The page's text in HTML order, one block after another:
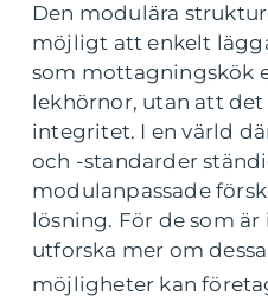
Den modulära
möjligt att enkelt
som mottagningskök
lekhörnor, utan att
integritet. I en värld
och -standarder
modulanpassade
lösning. För de som är
utforska mer om
möjligheter kan